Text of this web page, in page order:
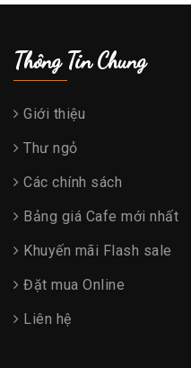
Thông Tin Chung
Giới thiệu
Thư ngỏ
Các chính sách
Bảng giá Cafe mới nhất
Khuyến mãi Flash sale
Đặt mua Online
Liên hệ